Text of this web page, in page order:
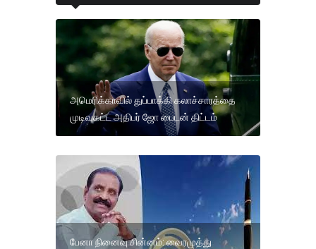
அமெரிக்காவில் துப்பாக்கி கலாச்சாரத்தை
முடிவுகட்ட அதிபர் ஜோ பைடன் திட்டம்
பேனா நினைவு சின்னம்: வைரமுத்து